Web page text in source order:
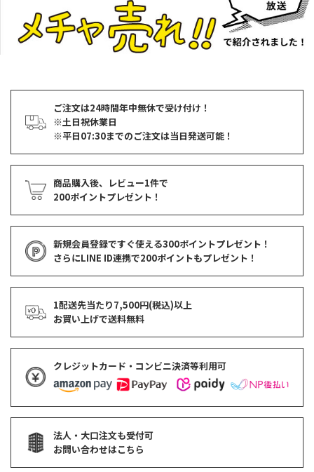
ご注文は24時間年中無休で受け付け！
※土日祝休業日
※平日07:30までのご注文は当日発送可能！
商品購入後、レビュー1件で
200ポイントプレゼント！
新規会員登録ですぐ使える300ポイントプレゼント！
さらにLINE ID連携で200ポイントもプレゼント！
1配送先当たり7,500円(税込)以上
お買い上げで送料無料
クレジットカード・コンビニ決済等利用可
法人・大口注文も受付可
お問い合わせはこちら